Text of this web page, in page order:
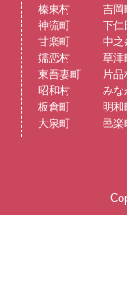
榛東村
吉岡
神流町
下仁
甘楽町
中之
嬬恋村
草津
東吾妻町
片品
昭和村
みな
板倉町
明和
大泉町
邑楽